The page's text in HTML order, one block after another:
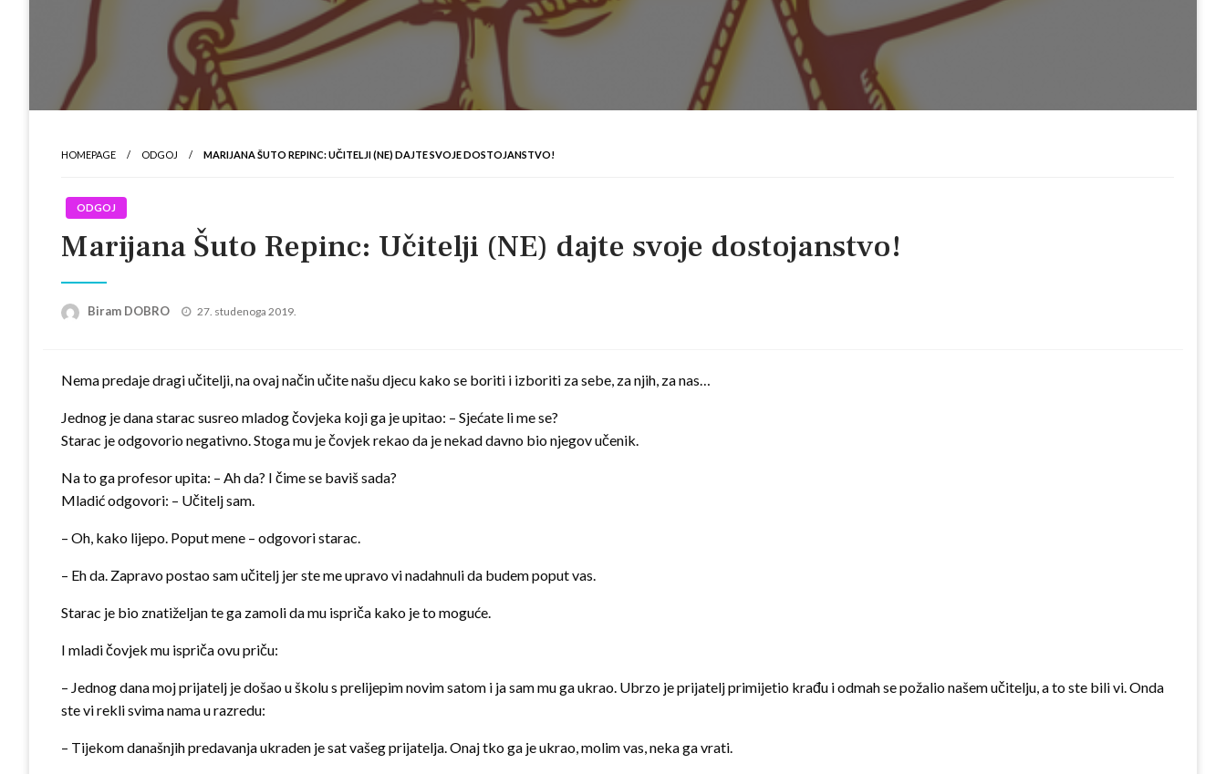
HOMEPAGE ODGOJ MARIJANA ŠUTO REPINC‎: UČITELJI (NE) DAJTE SVOJE DOSTOJANSTVO!
ODGOJ
Marijana Šuto Repinc‎: Učitelji (NE) dajte svoje dostojanstvo!
Biram DOBRO
Posted
27. studenoga 2019.
Nema predaje dragi učitelji, na ovaj način učite našu djecu kako se boriti i izboriti za sebe, za njih, za nas…
Jednog je dana starac susreo mladog čovjeka koji ga je upitao: – Sjećate li me se?
Starac je odgovorio negativno. Stoga mu je čovjek rekao da je nekad davno bio njegov učenik.
Na to ga profesor upita: – Ah da? I čime se baviš sada?
Mladić odgovori: – Učitelj sam.
– Oh, kako lijepo. Poput mene – odgovori starac.
– Eh da. Zapravo postao sam učitelj jer ste me upravo vi nadahnuli da budem poput vas.
Starac je bio znatiželjan te ga zamoli da mu ispriča kako je to moguće.
I mladi čovjek mu ispriča ovu priču:
– Jednog dana moj prijatelj je došao u školu s prelijepim novim satom i ja sam mu ga ukrao. Ubrzo je prijatelj primijetio krađu i odmah se požalio našem učitelju, a to ste bili vi. Onda
ste vi rekli svima nama u razredu:
– Tijekom današnjih predavanja ukraden je sat vašeg prijatelja. Onaj tko ga je ukrao, molim vas, neka ga vrati.